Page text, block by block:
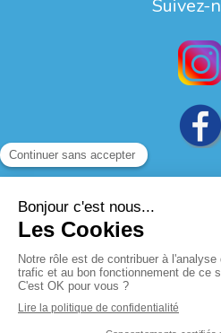
Suivez-
Politique de
Conditions
Charte